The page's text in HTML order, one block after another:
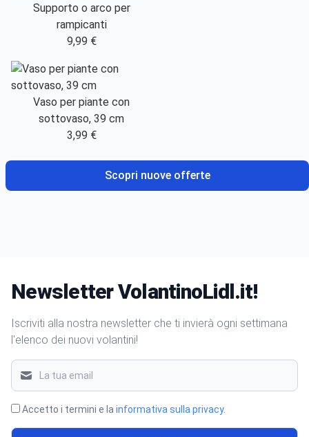
Supporto o arco per
rampicanti
9,99 €
Vaso per piante con
sottovaso, 39 cm
3,99 €
Scopri nuove offerte
Newsletter VolantinoLidl.it!
Iscriviti alla nostra newsletter che ti invierà ogni settimana
l'elenco dei nuovi volantini!
Accetto i termini e la informativa sulla privacy.